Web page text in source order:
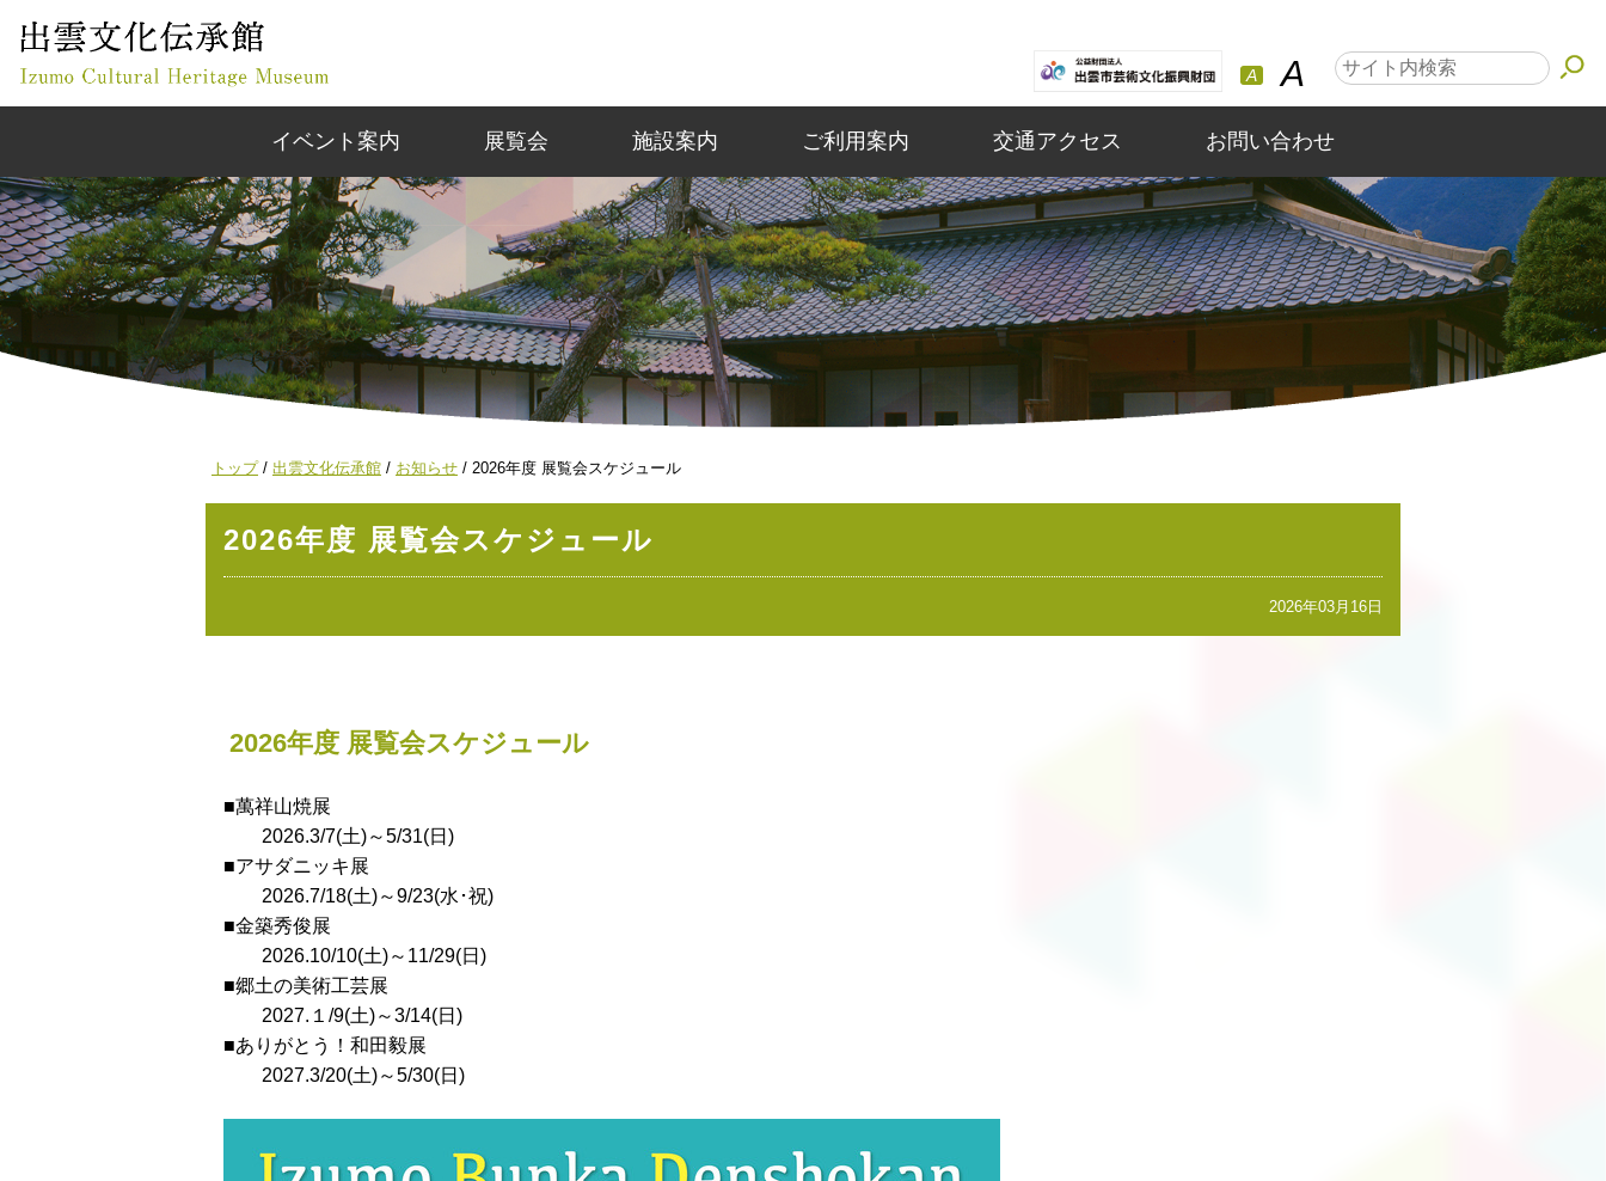
A A
イベント案内 展覧会 施設案内 ご利用案内 交通アクセス お問い合わせ
現
位
トップ/ 出雲文化伝承館 / お知らせ / 2026年度 展覧会スケジュール
2026年度 展覧会スケジュール
2026年03月16日
2026年度 展覧会スケジュール
■萬祥山焼展
2026.3/7(土)～5/31(日)
■アサダニッキ展
2026.7/18(土)～9/23(水･祝)
■金築秀俊展
2026.10/10(土)～11/29(日)
■郷土の美術工芸展
2027.１/9(土)～3/14(日)
■ありがとう！和田毅展
2027.3/20(土)～5/30(日)